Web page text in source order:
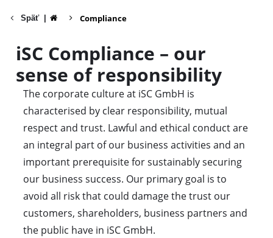
HUF
CZK
Späť Compliance
iSC Compliance – our
sense of responsibility
The corporate culture at iSC GmbH is
characterised by clear responsibility, mutual
respect and trust. Lawful and ethical conduct are
an integral part of our business activities and an
important prerequisite for sustainably securing
our business success. Our primary goal is to
avoid all risk that could damage the trust our
customers, shareholders, business partners and
the public have in iSC GmbH.